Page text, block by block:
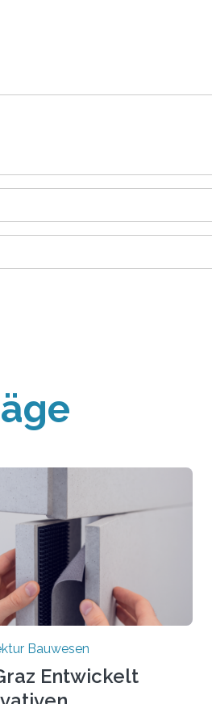
Bauwesen
Entwickelt